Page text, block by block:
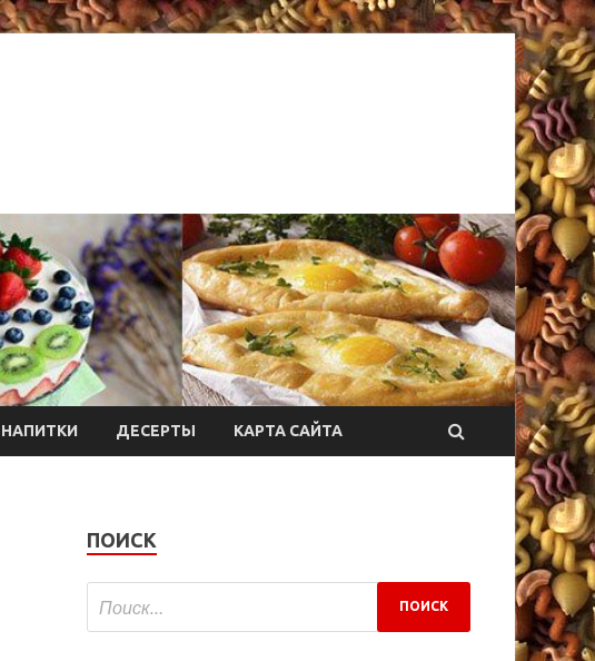
НАПИТКИ ДЕСЕРТЫ КАРТА САЙТА
ПОИСК